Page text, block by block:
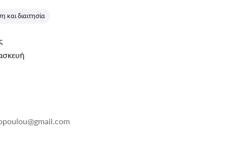
και διαιτησία